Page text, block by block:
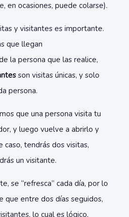
en ocasiones, puede colarse).
y visitantes es importante.
que llegan
la persona que las realice,
son visitas únicas, y solo
persona.
que una persona visita tu
y luego vuelve a abrirlo y
caso, tendrás dos visitas,
un visitante.
se “refresca” cada día, por lo
que entre dos días seguidos,
lo cual es lógico.